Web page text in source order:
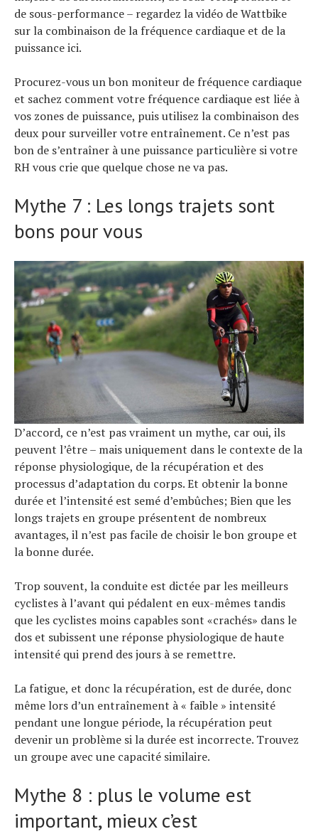
de sous-performance – regardez la vidéo de Wattbike
sur la combinaison de la fréquence cardiaque et de la
puissance ici.
Procurez-vous un bon moniteur de fréquence cardiaque
et sachez comment votre fréquence cardiaque est liée à
vos zones de puissance, puis utilisez la combinaison des
deux pour surveiller votre entraînement. Ce n’est pas
bon de s’entraîner à une puissance particulière si votre
RH vous crie que quelque chose ne va pas.
Mythe 7 : Les longs trajets sont
bons pour vous
D’accord, ce n’est pas vraiment un mythe, car oui, ils
peuvent l’être – mais uniquement dans le contexte de la
réponse physiologique, de la récupération et des
processus d’adaptation du corps. Et obtenir la bonne
durée et l’intensité est semé d’embûches; Bien que les
longs trajets en groupe présentent de nombreux
avantages, il n’est pas facile de choisir le bon groupe et
la bonne durée.
Trop souvent, la conduite est dictée par les meilleurs
cyclistes à l’avant qui pédalent en eux-mêmes tandis
que les cyclistes moins capables sont «crachés» dans le
dos et subissent une réponse physiologique de haute
intensité qui prend des jours à se remettre.
La fatigue, et donc la récupération, est de durée, donc
même lors d’un entraînement à « faible » intensité
pendant une longue période, la récupération peut
devenir un problème si la durée est incorrecte. Trouvez
un groupe avec une capacité similaire.
Mythe 8 : plus le volume est
important, mieux c’est